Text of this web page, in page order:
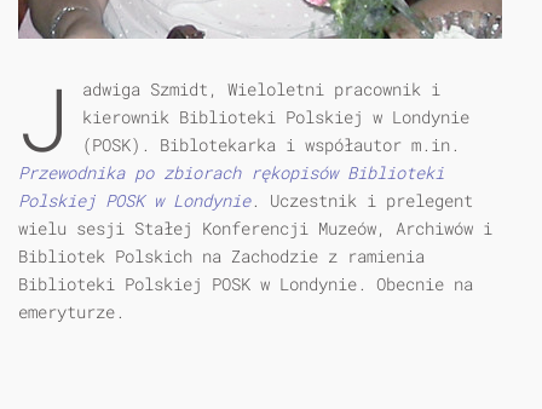
J
adwiga Szmidt, Wieloletni pracownik i
kierownik Biblioteki Polskiej w Londynie
(POSK). Biblotekarka i współautor m.in.
Przewodnika po zbiorach rękopisów Biblioteki
Polskiej POSK w Londynie. Uczestnik i prelegent
wielu sesji Stałej Konferencji Muzeów, Archiwów i
Bibliotek Polskich na Zachodzie z ramienia
Biblioteki Polskiej POSK w Londynie. Obecnie na
emeryturze.